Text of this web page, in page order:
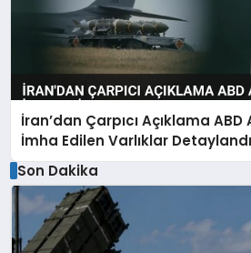
İran’dan Çarpıcı Açıklama ABD
İmha Edilen Varlıklar
Son Dakika